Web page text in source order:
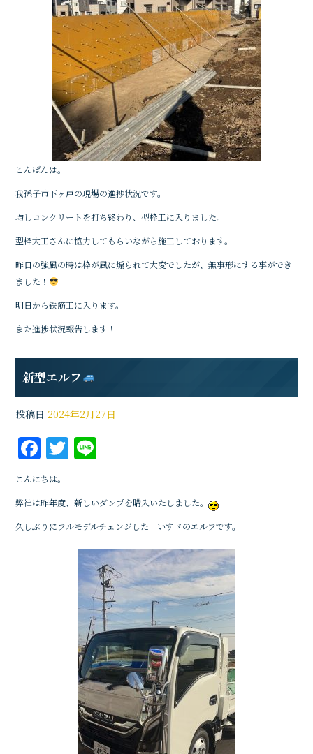
こんばんは。
我孫子市下ヶ戸の現場の進捗状況です。
均しコンクリートを打ち終わり、型枠工に入りました。
型枠大工さんに協力してもらいながら施工しております。
昨日の強風の時は枠が風に煽られて大変でしたが、無事形にする事ができ
ました！
明日から鉄筋工に入ります。
また進捗状況報告します！
新型エルフ
投稿日 2024年2月27日
F
a
c
e
b
T
w
it
te
r
e
こんにちは。
弊社は昨年度、新しいダンプを購入いたしました。
久しぶりにフルモデルチェンジした いすゞのエルフです。